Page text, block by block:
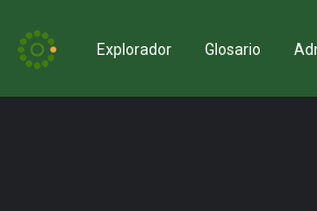
Explorador Glosario